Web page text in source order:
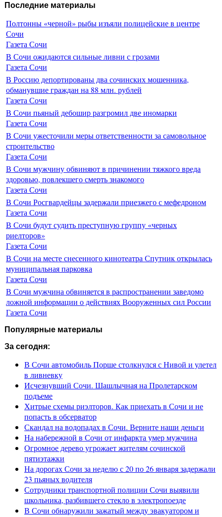
Последние материалы
Полтонны «черной» рыбы изъяли полицейские в центре
Сочи
Газета Сочи
В Сочи ожидаются сильные ливни с грозами
Газета Сочи
В Россию депортированы два сочинских мошенника,
обманувшие граждан на 88 млн. рублей
Газета Сочи
В Сочи пьяный дебошир разгромил две иномарки
Газета Сочи
В Сочи ужесточили меры ответственности за самовольное
строительство
Газета Сочи
В Сочи мужчину обвиняют в причинении тяжкого вреда
здоровью, повлекшего смерть знакомого
Газета Сочи
В Сочи Росгвардейцы задержали приезжего с мефедроном
Газета Сочи
В Сочи будут судить преступную группу «черных
риелторов»
Газета Сочи
В Сочи на месте снесенного кинотеатра Спутник открылась
муниципальная парковка
Газета Сочи
В Сочи мужчина обвиняется в распространении заведомо
ложной информации о действиях Вооруженных сил России
Газета Сочи
Популярные материалы
За сегодня:
В Сочи автомобиль Порше столкнулся с Нивой и улетел
в ливневку
Исчезнувший Сочи. Шашлычная на Пролетарском
подъеме
Хитрые схемы риэлторов. Как приехать в Сочи и не
попасть в обсерватор
Скандал на водопадах в Сочи. Верните наши деньги
На набережной в Сочи от инфаркта умер мужчина
Огромное дерево угрожает жителям сочинской
пятиэтажки
На дорогах Сочи за неделю с 20 по 26 января задержали
23 пьяных водителя
Сотрудники транспортной полиции Сочи выявили
школьника, разбившего стекло в электропоезде
В Сочи обнаружили зажатый между эвакуатором и